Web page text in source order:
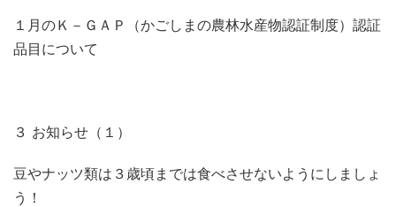
１月のＫ－ＧＡＰ（かごしまの農林水産物認証制度）認証
品目について
３ お知らせ（１）
豆やナッツ類は３歳頃までは食べさせないようにしましょ
う！